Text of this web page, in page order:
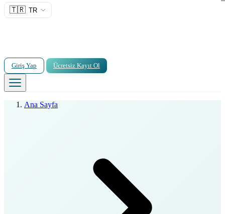
🇹🇷 TR
Giriş Yap Ücretsiz Kayıt Ol
Ana Sayfa